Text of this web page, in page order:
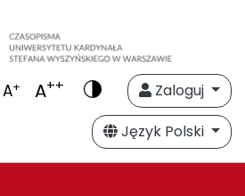
A+ A++
Zaloguj
Język Polski